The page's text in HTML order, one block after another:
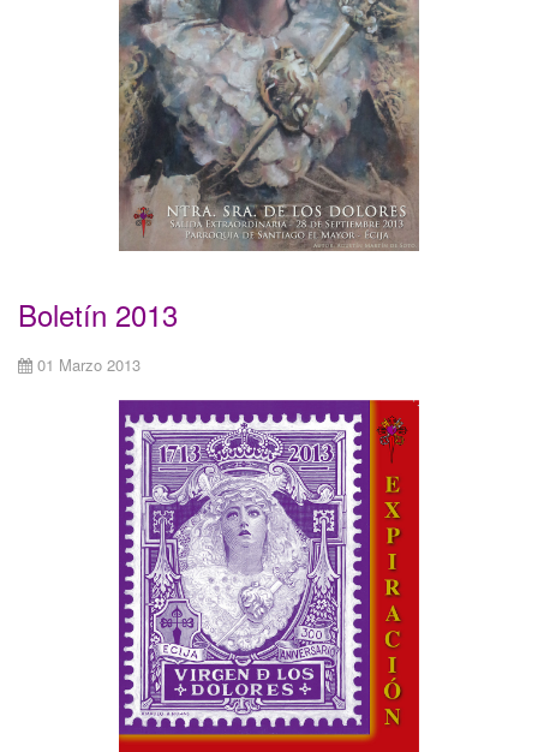
Boletín 2013
01 Marzo 2013